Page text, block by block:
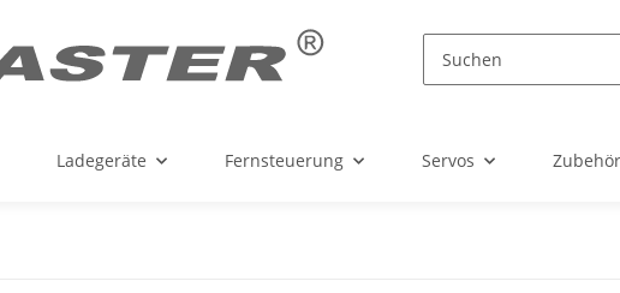
Ladegeräte Fernsteuerung Servos Zubehör